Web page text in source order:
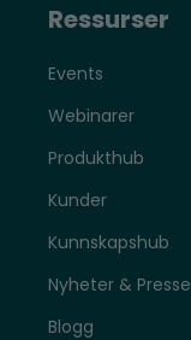
Ressurser
Events
Webinarer
Produkthub
Kunder
Kunnskapshub
Nyheter & Presse
Blogg